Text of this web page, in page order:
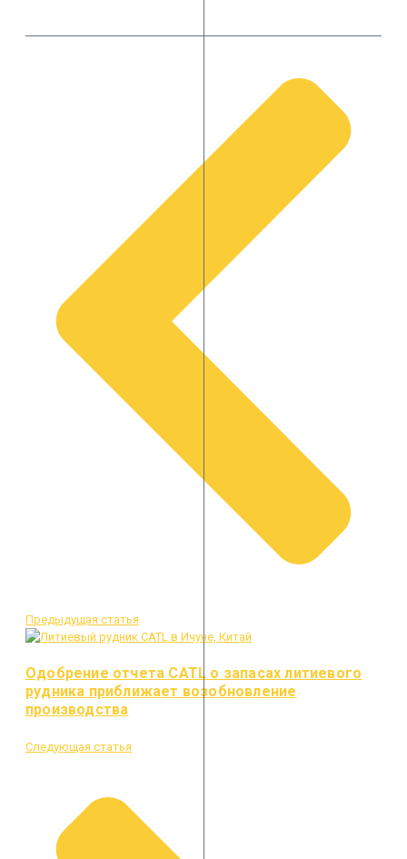
Предыдущая статья
Одобрение отчета CATL о запасах литиевого
рудника приближает возобновление
производства
Следующая статья